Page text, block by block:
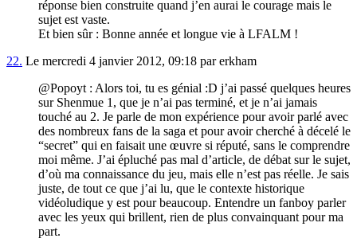
réponse bien construite quand j’en aurai le courage mais le
sujet est vaste.
Et bien sûr : Bonne année et longue vie à LFALM !
22. Le mercredi 4 janvier 2012, 09:18 par erkham
@Popoyt : Alors toi, tu es génial :D j’ai passé quelques heures
sur Shenmue 1, que je n’ai pas terminé, et je n’ai jamais
touché au 2. Je parle de mon expérience pour avoir parlé avec
des nombreux fans de la saga et pour avoir cherché à décelé le
“secret” qui en faisait une œuvre si réputé, sans le comprendre
moi même. J’ai épluché pas mal d’article, de débat sur le sujet,
d’où ma connaissance du jeu, mais elle n’est pas réelle. Je sais
juste, de tout ce que j’ai lu, que le contexte historique
vidéoludique y est pour beaucoup. Entendre un fanboy parler
avec les yeux qui brillent, rien de plus convainquant pour ma
part.